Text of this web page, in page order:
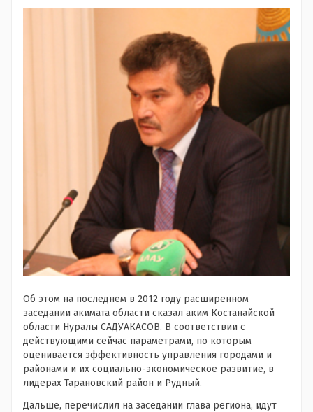
Об этом на последнем в 2012 году расширенном
заседании акимата области сказал аким Костанайской
области Нуралы САДУАКАСОВ. В соответствии с
действующими сейчас параметрами, по которым
оценивается эффективность управления городами и
районами и их социально-экономическое развитие, в
лидерах Тарановский район и Рудный.
Дальше, перечислил на заседании глава региона, идут